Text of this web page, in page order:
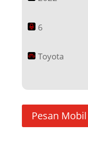
6
Toyota
Pesan Mobil